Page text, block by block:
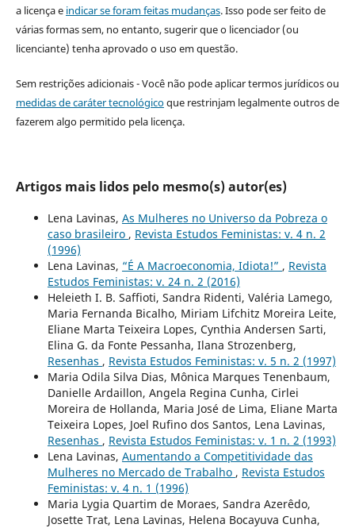
a licença e indicar se foram feitas mudanças. Isso pode ser feito de
várias formas sem, no entanto, sugerir que o licenciador (ou
licenciante) tenha aprovado o uso em questão.
Sem restrições adicionais - Você não pode aplicar termos jurídicos ou
medidas de caráter tecnológicoque restrinjam legalmente outros de
fazerem algo permitido pela licença.
Artigos mais lidos pelo mesmo(s) autor(es)
Lena Lavinas, As Mulheres no Universo da Pobreza o
caso brasileiro , Revista Estudos Feministas: v. 4 n. 2
(1996)
Lena Lavinas, “É A Macroeconomia, Idiota!” , Revista
Estudos Feministas: v. 24 n. 2 (2016)
Heleieth I. B. Saffioti, Sandra Ridenti, Valéria Lamego,
Maria Fernanda Bicalho, Miriam Lifchitz Moreira Leite,
Eliane Marta Teixeira Lopes, Cynthia Andersen Sarti,
Elina G. da Fonte Pessanha, Ilana Strozenberg,
Resenhas , Revista Estudos Feministas: v. 5 n. 2 (1997)
Maria Odila Silva Dias, Mônica Marques Tenenbaum,
Danielle Ardaillon, Angela Regina Cunha, Cirlei
Moreira de Hollanda, Maria José de Lima, Eliane Marta
Teixeira Lopes, Joel Rufino dos Santos, Lena Lavinas,
Resenhas , Revista Estudos Feministas: v. 1 n. 2 (1993)
Lena Lavinas, Aumentando a Competitividade das
Mulheres no Mercado de Trabalho , Revista Estudos
Feministas: v. 4 n. 1 (1996)
Maria Lygia Quartim de Moraes, Sandra Azerêdo,
Josette Trat, Lena Lavinas, Helena Bocayuva Cunha,